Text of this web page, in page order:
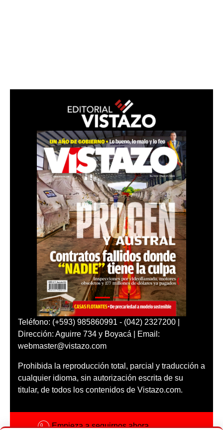
Teléfono: (+593) 985860991 - (042) 2327200 |
Dirección: Aguirre 734 y Boyacá | Email:
webmaster@vistazo.com
Prohibida la reproducción total, parcial y traducción a
cualquier idioma, sin autorización escrita de su
titular, de todos los contenidos de Vistazo.com.
Empieza a seguirnos ahora